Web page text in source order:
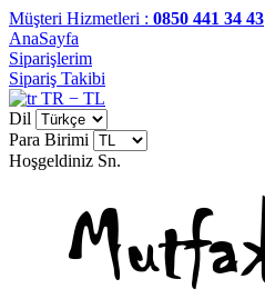
Müşteri Hizmetleri : 0850 441 34 43
AnaSayfa
Siparişlerim
Sipariş Takibi
TR − TL
Dil
Para Birimi
Hoşgeldiniz Sn.